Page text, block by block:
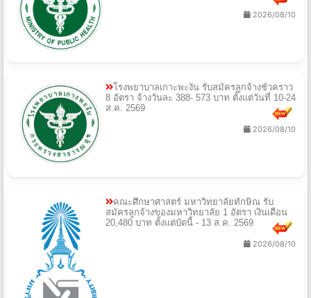
2026/08/10
โรงพยาบาลเกาะพะงัน รับสมัครลูกจ้างชั่วคราว
8 อัตรา จ้างวันละ 388- 573 บาท ตั้งแต่วันที่ 10-24
ส.ค. 2569
2026/08/10
คณะศึกษาศาสตร์ มหาวิทยาลัยทักษิณ รับ
สมัครลูกจ้างของมหาวิทยาลัย 1 อัตรา เงินเดือน
20,480 บาท ตั้งแต่บัดนี้ - 13 ส.ค. 2569
2026/08/10